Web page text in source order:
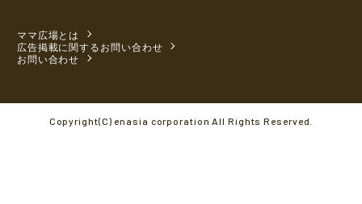
ママ広場とは
広告掲載に関するお問い合わせ
お問い合わせ
Copyright(C) enasia corporation All Rights Reserved.